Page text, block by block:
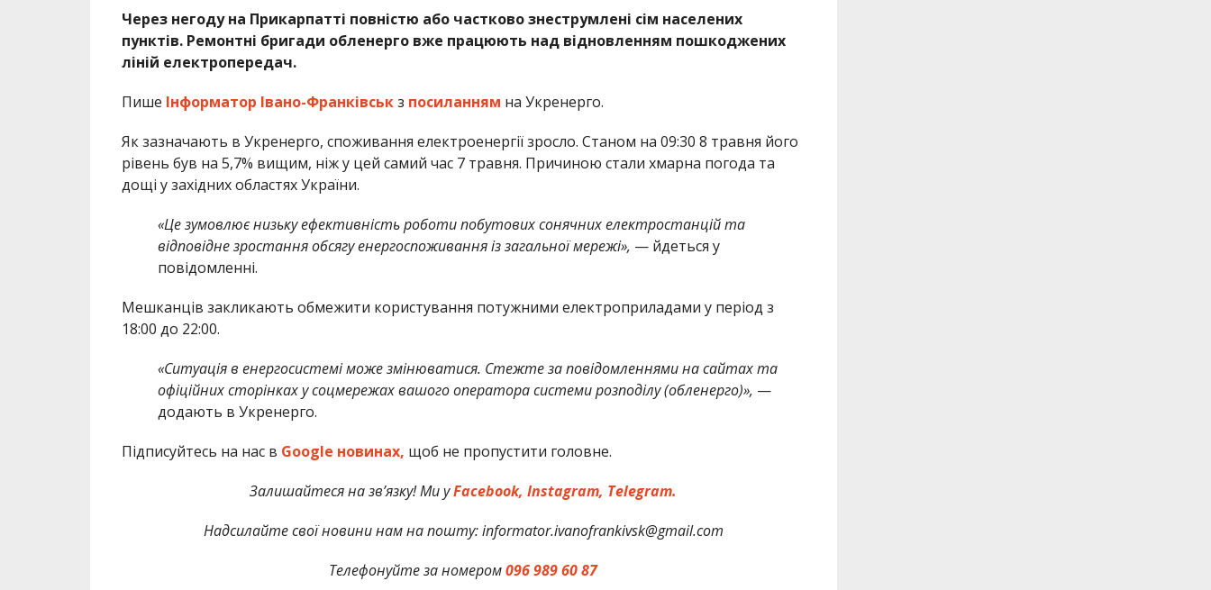
Через негоду на Прикарпатті повністю або частково знеструмлені сім населених
пунктів. Ремонтні бригади обленерго вже працюють над відновленням пошкоджених
ліній електропередач.
Пише Інформатор Івано-Франківськз посиланням на Укренерго.
Як зазначають в Укренерго, споживання електроенергії зросло. Станом на 09:30 8 травня його
рівень був на 5,7% вищим, ніж у цей самий час 7 травня. Причиною стали хмарна погода та
дощі у західних областях України.
«Це зумовлює низьку ефективність роботи побутових сонячних електростанцій та
відповідне зростання обсягу енергоспоживання із загальної мережі», — йдеться у
повідомленні.
Мешканців закликають обмежити користування потужними електроприладами у період з
18:00 до 22:00.
«Ситуація в енергосистемі може змінюватися. Стежте за повідомленнями на сайтах та
офіційних сторінках у соцмережах вашого оператора системи розподілу (обленерго)», —
додають в Укренерго.
Підписуйтесь на нас в Google новинах, щоб не пропустити головне.
Залишайтеся на зв’язку! Ми уFacebook, Instagram, Telegram.
Надсилайте свої новини нам на пошту: informator.ivanofrankivsk@gmail.com
Телефонуйте за номером096 989 60 87